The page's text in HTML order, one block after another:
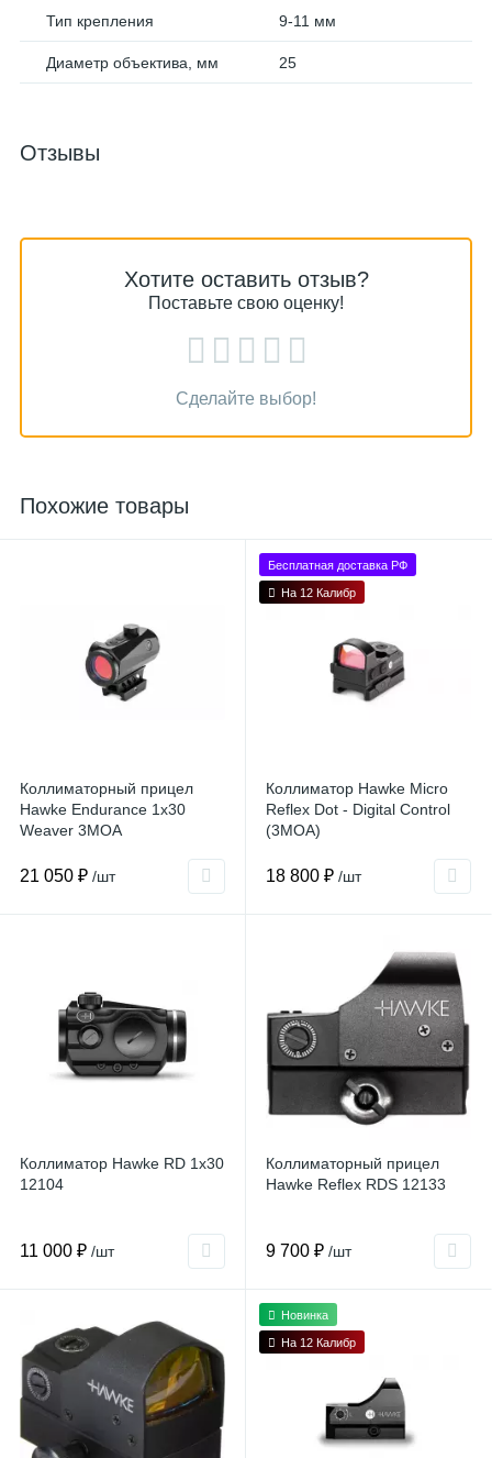
Тип крепления 9-11 мм
Диаметр объектива, мм 25
Отзывы
Хотите оставить отзыв?
Поставьте свою оценку!
Сделайте выбор!
Похожие товары
Коллиматорный прицел
Hawke Endurance 1x30
Weaver 3MOA
21 050 ₽ /шт
Бесплатная доставка РФ
На 12 Калибр
Коллиматор Hawke Micro
Reflex Dot - Digital Control
(3MOA)
18 800 ₽ /шт
Коллиматор Hawke RD 1x30
12104
11 000 ₽ /шт
Коллиматорный прицел
Hawke Reflex RDS 12133
9 700 ₽ /шт
Новинка
На 12 Калибр